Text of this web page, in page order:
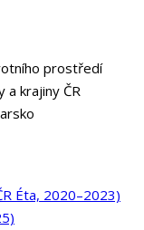
prostředí
a krajiny ČR
Éta, 2020–2023)